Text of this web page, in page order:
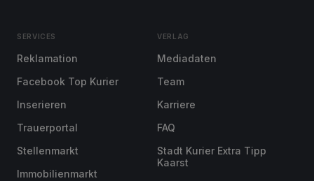
SERVICES
Reklamation
Facebook Top Kurier
Inserieren
Trauerportal
Stellenmarkt
Immobilienmarkt
VERLAG
Mediadaten
Team
Karriere
FAQ
Stadt Kurier Extra Tipp
Kaarst